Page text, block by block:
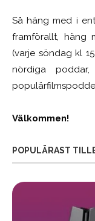
Så häng med i
framförallt, häng
(varje söndag kl
nördiga
Välkommen!
POPULÄRAST